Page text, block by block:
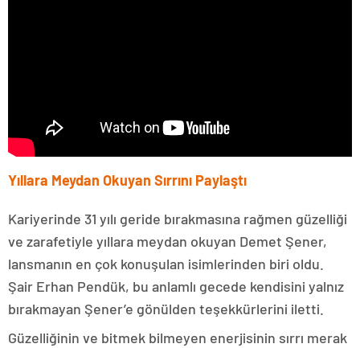
Yıllara Meydan Okuyan Sırrını Paylaştı
Kariyerinde 31 yılı geride bırakmasına rağmen güzelliği
ve zarafetiyle yıllara meydan okuyan Demet Şener,
lansmanın en çok konuşulan isimlerinden biri oldu.
Şair Erhan Pendük, bu anlamlı gecede kendisini yalnız
bırakmayan Şener’e gönülden teşekkürlerini iletti.
Güzelliğinin ve bitmek bilmeyen enerjisinin sırrı merak